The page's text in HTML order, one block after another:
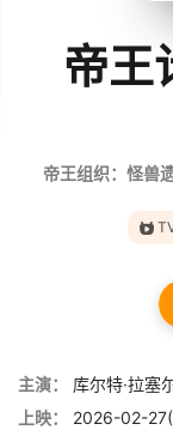
帝王
主演： 库尔特·拉塞
上映：
2026-02-